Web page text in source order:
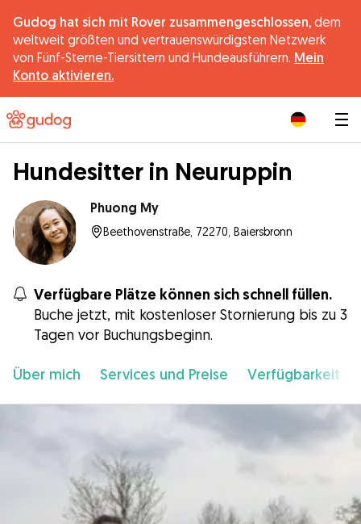
Gudog hat sich mit Rover zusammengeschlossen, dem
weltweit größten und vertrauenswürdigsten Netzwerk
von Fünf-Sterne-Tiersittern und Hundeausführern. Mein
Konto aktivieren.
Hundesitter in Neuruppin
Phuong My
Beethovenstraße, 72270, Baiersbronn
Verfügbare Plätze können sich schnell füllen.
Buche jetzt, mit kostenloser Stornierung bis zu 3
Tagen vor Buchungsbeginn.
Über mich Services und Preise Verfügbarkeit